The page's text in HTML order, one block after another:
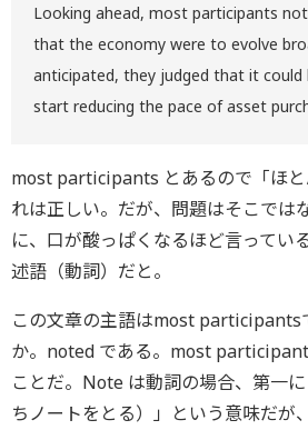
Looking ahead, most participants
that the economy were to evolve
anticipated, they judged that it
start reducing the pace of asset
most participants とあるので「ほ
れは正しい。だが、問題はそこでは
に、口が酸っぱくなるほど言って
述語（動詞）だと。
この文章の主語はmost participants
か。noted である。most
ことだ。Note は動詞の場合、第一
ちノートをとる）」という意味だが